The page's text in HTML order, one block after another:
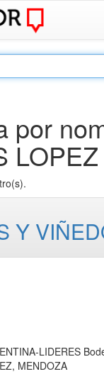
por
Y
LIDERES
MENDOZA